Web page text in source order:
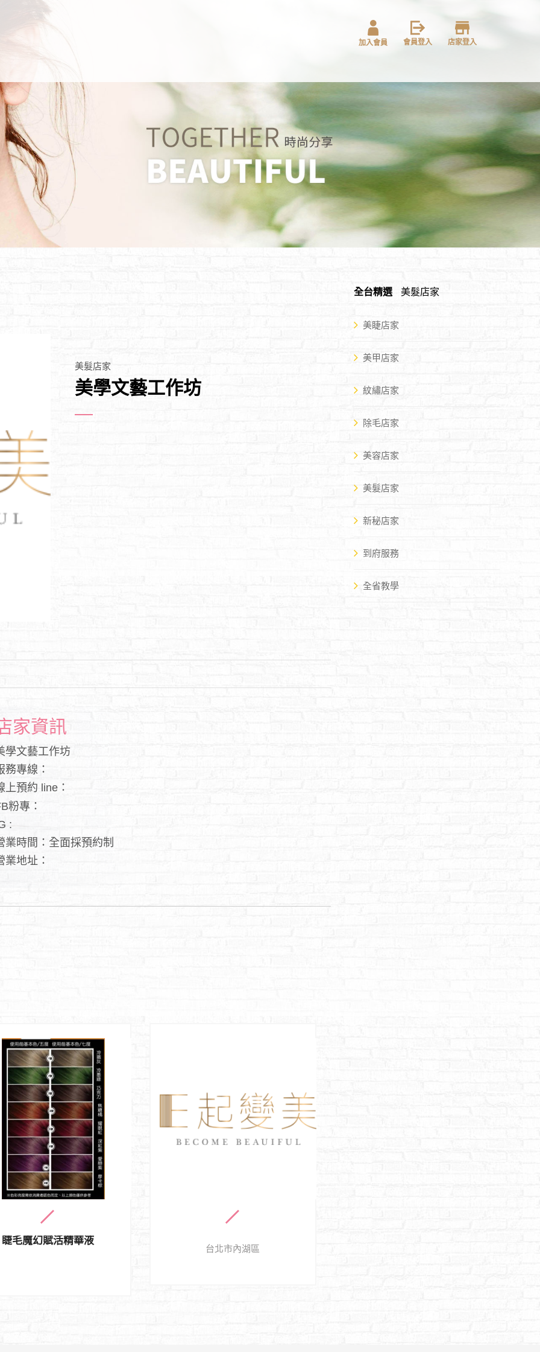
加入會員 會員登入 店家登入
美髮店家
美學文藝工作坊
家資訊
學文藝工作坊
務專線：
上預約 line：
粉專：
:
業時間：全面採預約制
業地址：
睫毛魔幻賦活精華液
台北市內湖區
全台精選 美髮店家
美睫店家
美甲店家
紋繡店家
除毛店家
美容店家
美髮店家
新秘店家
到府服務
全省教學